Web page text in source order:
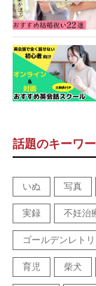
話題のキーワ
いぬ 写真
実録 不妊治
ゴールデンレト
育児 柴犬